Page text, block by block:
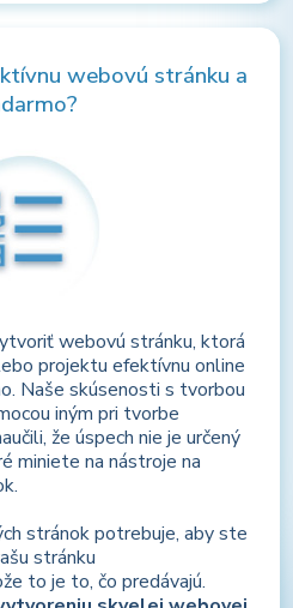
webovú stránku a
webovú stránku, ktorá
projektu efektívnu online
Naše skúsenosti s tvorbou
iným pri tvorbe
že úspech nie je určený
miniete na nástroje na
stránok potrebuje, aby ste
stránku
to je to, čo predávajú.